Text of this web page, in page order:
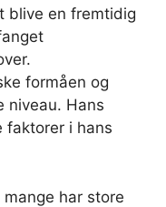
blive en fremtidig
formåen og
niveau. Hans
faktorer i hans
har store